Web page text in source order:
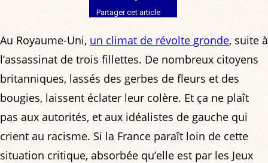
Partager cet article
Au Royaume-Uni, un climat de révolte gronde, suite à
l’assassinat de trois fillettes. De nombreux citoyens
britanniques, lassés des gerbes de fleurs et des
bougies, laissent éclater leur colère. Et ça ne plaît
pas aux autorités, et aux idéalistes de gauche qui
crient au racisme. Si la France paraît loin de cette
situation critique, absorbée qu’elle est par les Jeux